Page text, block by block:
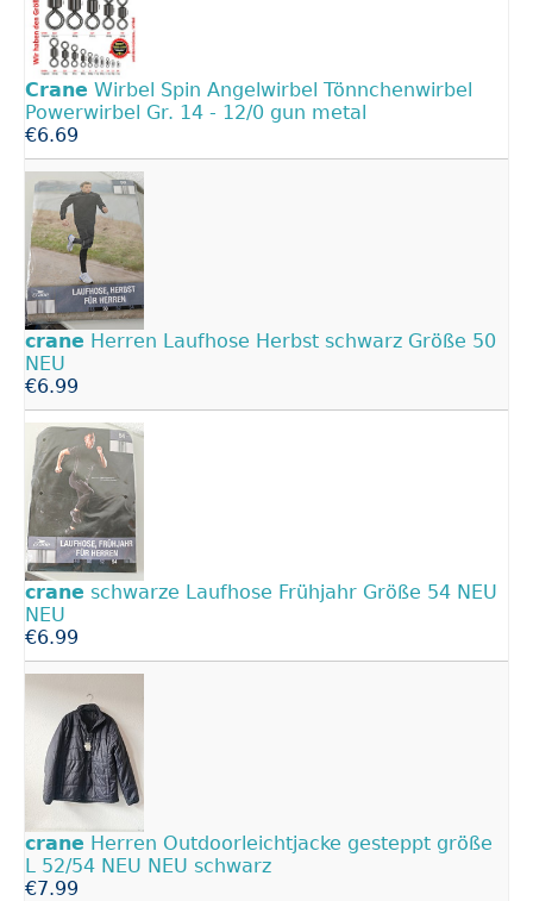
Crane Wirbel Spin Angelwirbel Tönnchenwirbel
Powerwirbel Gr. 14 - 12/0 gun metal
€6.69
crane Herren Laufhose Herbst schwarz Größe 50
NEU
€6.99
crane schwarze Laufhose Frühjahr Größe 54 NEU
NEU
€6.99
crane Herren Outdoorleichtjacke gesteppt größe
L 52/54 NEU NEU schwarz
€7.99